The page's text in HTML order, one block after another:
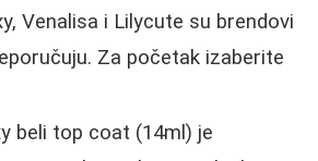
Venalisa i Lilycute su brendovi
Za početak izaberite
beli top coat (14ml) je